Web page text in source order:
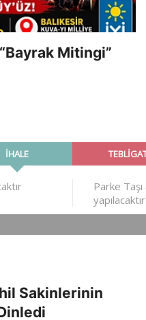
Mitingi”
Sakinlerinin